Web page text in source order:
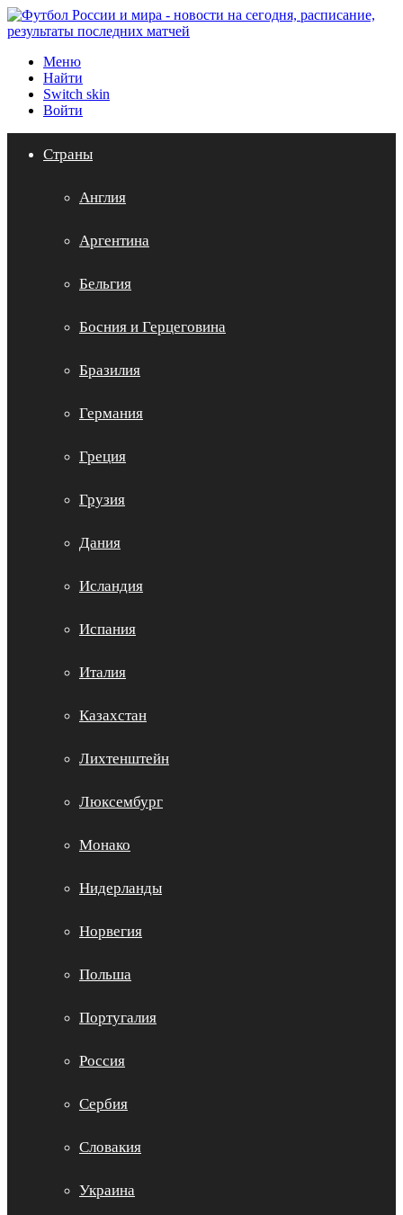
Меню
Найти
Switch skin
Войти
Страны
Англия
Аргентина
Бельгия
Босния и Герцеговина
Бразилия
Германия
Греция
Грузия
Дания
Исландия
Испания
Италия
Казахстан
Лихтенштейн
Люксембург
Монако
Нидерланды
Норвегия
Польша
Португалия
Россия
Сербия
Словакия
Украина